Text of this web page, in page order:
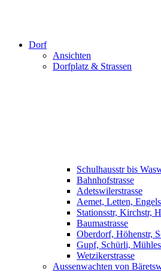
Dorf
Ansichten
Dorfplatz & Strassen
Schulhausstr bis
Bahnhofstrasse
Adetswilerstrasse
Aemet, Letten,
Stationsstr, Kirchstr,
Baumastrasse
Oberdorf, Höhenstr,
Gupf, Schürli,
Wetzikerstrasse
Aussenwachten von